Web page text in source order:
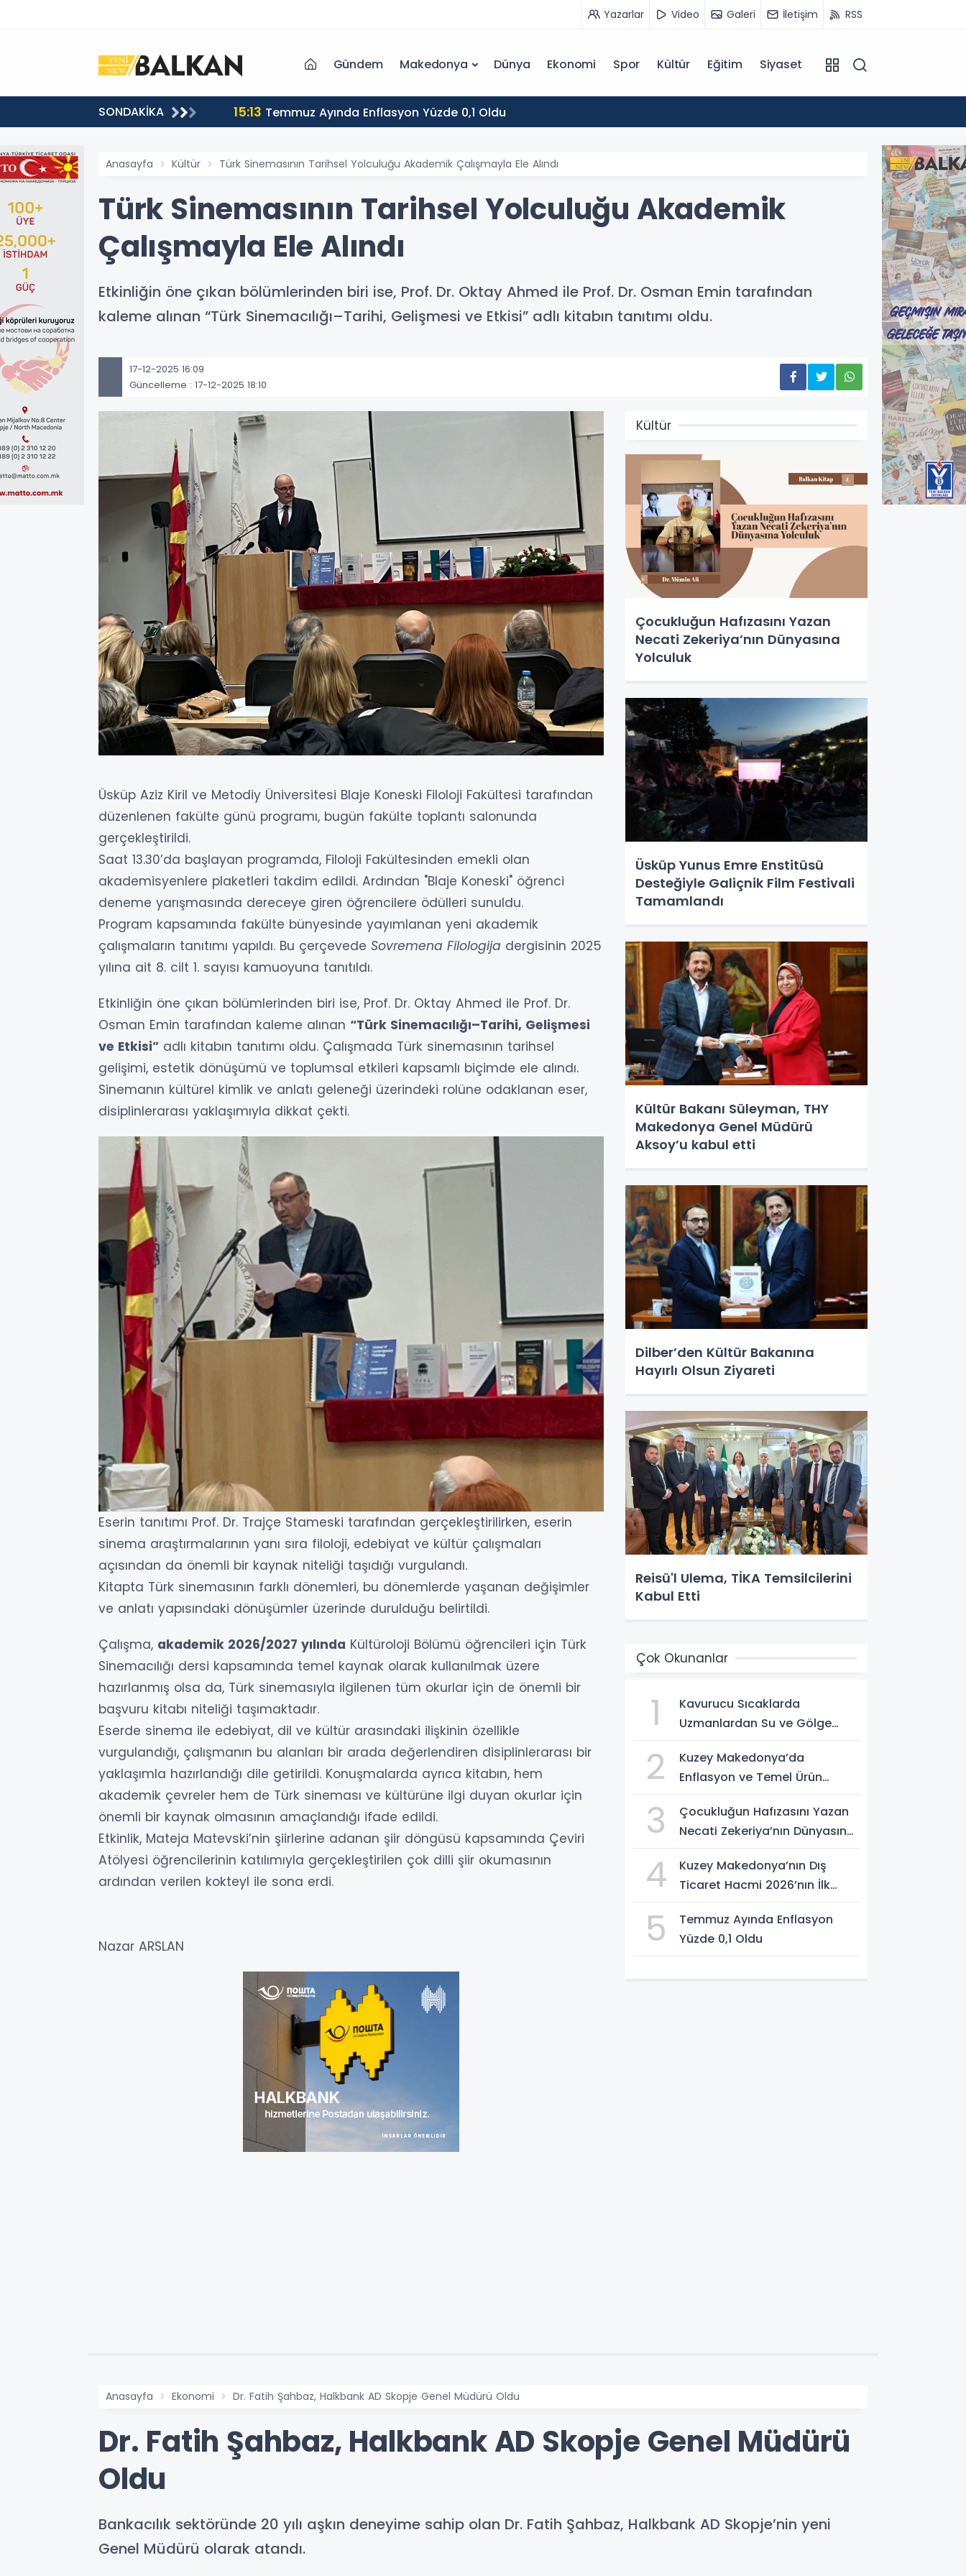
Yazarlar Video Galeri İletişim RSS
Gündem Makedonya Dünya Ekonomi Spor Kültür Eğitim Siyaset
SONDAKİKA 15:13 Temmuz Ayında Enflasyon Yüzde 0,1 Oldu
Anasayfa Kültür Türk Sinemasının Tarihsel Yolculuğu Akademik Çalışmayla Ele Alındı
Türk Sinemasının Tarihsel Yolculuğu Akademik
Çalışmayla Ele Alındı
Etkinliğin öne çıkan bölümlerinden biri ise, Prof. Dr. Oktay Ahmed ile Prof. Dr. Osman Emin tarafından
kaleme alınan “Türk Sinemacılığı–Tarihi, Gelişmesi ve Etkisi” adlı kitabın tanıtımı oldu.
17-12-2025 16:09
Güncelleme : 17-12-2025 18:10
Üsküp Aziz Kiril ve Metodiy Üniversitesi Blaje Koneski Filoloji Fakültesi tarafından
düzenlenen fakülte günü programı, bugün fakülte toplantı salonunda
gerçekleştirildi.
Saat 13.30’da başlayan programda, Filoloji Fakültesinden emekli olan
akademisyenlere plaketleri takdim edildi. Ardından "Blaje Koneski" öğrenci
deneme yarışmasında dereceye giren öğrencilere ödülleri sunuldu.
Program kapsamında fakülte bünyesinde yayımlanan yeni akademik
çalışmaların tanıtımı yapıldı. Bu çerçevede Sovremena Filologija dergisinin 2025
yılına ait 8. cilt 1. sayısı kamuoyuna tanıtıldı.
Etkinliğin öne çıkan bölümlerinden biri ise, Prof. Dr. Oktay Ahmed ile Prof. Dr.
Osman Emin tarafından kaleme alınan “Türk Sinemacılığı–Tarihi, Gelişmesi
ve Etkisi” adlı kitabın tanıtımı oldu. Çalışmada Türk sinemasının tarihsel
gelişimi, estetik dönüşümü ve toplumsal etkileri kapsamlı biçimde ele alındı.
Sinemanın kültürel kimlik ve anlatı geleneği üzerindeki rolüne odaklanan eser,
disiplinlerarası yaklaşımıyla dikkat çekti.
Eserin tanıtımı Prof. Dr. Trajçe Stameski tarafından gerçekleştirilirken, eserin
sinema araştırmalarının yanı sıra filoloji, edebiyat ve kültür çalışmaları
açısından da önemli bir kaynak niteliği taşıdığı vurgulandı.
Kitapta Türk sinemasının farklı dönemleri, bu dönemlerde yaşanan değişimler
ve anlatı yapısındaki dönüşümler üzerinde durulduğu belirtildi.
Çalışma, akademik 2026/2027 yılında Kültüroloji Bölümü öğrencileri için Türk
Sinemacılığı dersi kapsamında temel kaynak olarak kullanılmak üzere
hazırlanmış olsa da, Türk sinemasıyla ilgilenen tüm okurlar için de önemli bir
başvuru kitabı niteliği taşımaktadır.
Eserde sinema ile edebiyat, dil ve kültür arasındaki ilişkinin özellikle
vurgulandığı, çalışmanın bu alanları bir arada değerlendiren disiplinlerarası bir
yaklaşımla hazırlandığı dile getirildi. Konuşmalarda ayrıca kitabın, hem
akademik çevreler hem de Türk sineması ve kültürüne ilgi duyan okurlar için
önemli bir kaynak olmasının amaçlandığı ifade edildi.
Etkinlik, Mateja Matevski’nin şiirlerine adanan şiir döngüsü kapsamında Çeviri
Atölyesi öğrencilerinin katılımıyla gerçekleştirilen çok dilli şiir okumasının
ardından verilen kokteyl ile sona erdi.
Nazar ARSLAN
Kültür
Çocukluğun Hafızasını Yazan
Necati Zekeriya’nın Dünyasına
Yolculuk
Üsküp Yunus Emre Enstitüsü
Desteğiyle Galiçnik Film Festivali
Tamamlandı
Kültür Bakanı Süleyman, THY
Makedonya Genel Müdürü
Aksoy’u kabul etti
Dilber’den Kültür Bakanına
Hayırlı Olsun Ziyareti
Reisü'l Ulema, TİKA Temsilcilerini
Kabul Etti
Çok Okunanlar
1
Kavurucu Sıcaklarda
Uzmanlardan Su ve Gölge
2
Kuzey Makedonya’da
Enflasyon ve Temel Ürün
3
Çocukluğun Hafızasını Yazan
Necati Zekeriya’nın Dünyasına
4
Kuzey Makedonya’nın Dış
Ticaret Hacmi 2026’nın İlk
5
Temmuz Ayında Enflasyon
Yüzde 0,1 Oldu
Anasayfa Ekonomi Dr. Fatih Şahbaz, Halkbank AD Skopje Genel Müdürü Oldu
Dr. Fatih Şahbaz, Halkbank AD Skopje Genel Müdürü
Oldu
Bankacılık sektöründe 20 yılı aşkın deneyime sahip olan Dr. Fatih Şahbaz, Halkbank AD Skopje’nin yeni
Genel Müdürü olarak atandı.